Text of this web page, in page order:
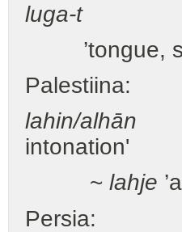
luga-t
’tongue,
Palestiina:
lahin/alhān
intonation'
~ lahje
Persia: